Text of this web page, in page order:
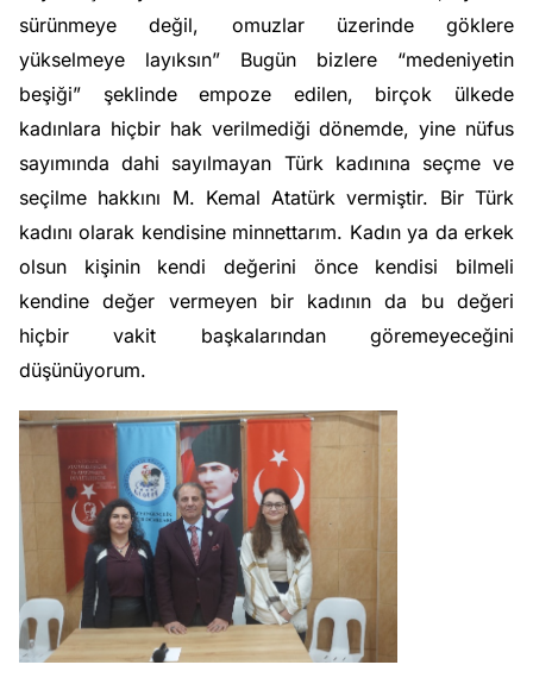
sürünmeye değil, omuzlar üzerinde göklere
yükselmeye layıksın” Bugün bizlere “medeniyetin
beşiği” şeklinde empoze edilen, birçok ülkede
kadınlara hiçbir hak verilmediği dönemde, yine nüfus
sayımında dahi sayılmayan Türk kadınına seçme ve
seçilme hakkını M. Kemal Atatürk vermiştir. Bir Türk
kadını olarak kendisine minnettarım. Kadın ya da erkek
olsun kişinin kendi değerini önce kendisi bilmeli
kendine değer vermeyen bir kadının da bu değeri
hiçbir vakit başkalarından göremeyeceğini
düşünüyorum.